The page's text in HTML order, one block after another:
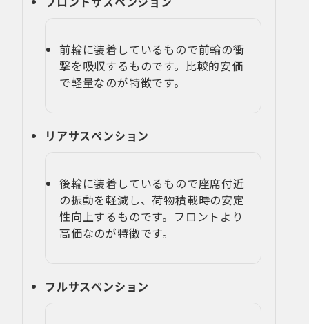
前輪に装着しているもので前輪の衝
撃を吸収するものです。比較的安価
で軽量なのが特徴です。
リアサスペンション
後輪に装着しているもので座席付近
の振動を軽減し、荷物積載時の安定
性向上するものです。フロントより
高価なのが特徴です。
フルサスペンション